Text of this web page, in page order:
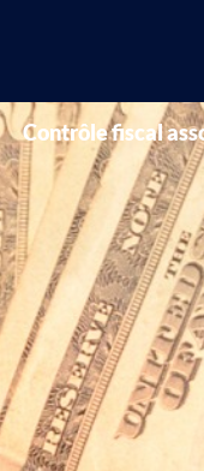
Contrôle fiscal